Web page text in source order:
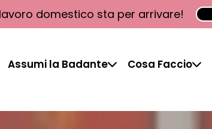
domestico sta per arrivare!
Assumi la Badante Cosa Faccio